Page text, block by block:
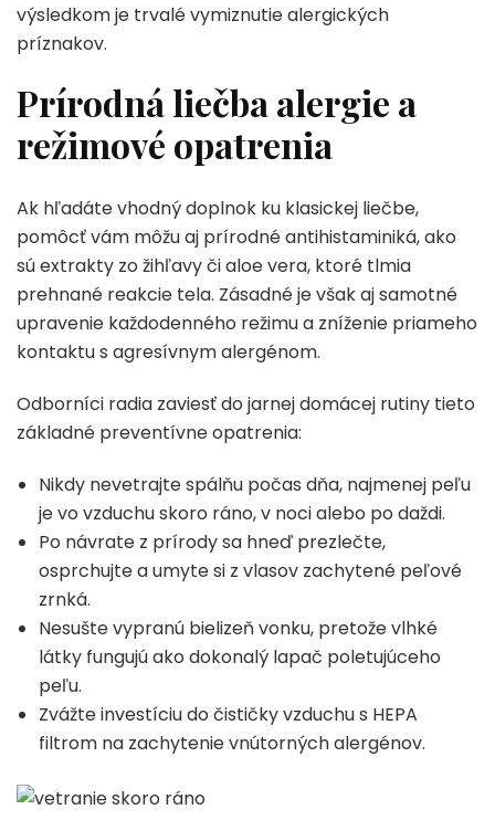
výsledkom je trvalé vymiznutie alergických
príznakov.
Prírodná liečba alergie a
režimové opatrenia
Ak hľadáte vhodný doplnok ku klasickej liečbe,
pomôcť vám môžu aj prírodné antihistaminiká, ako
sú extrakty zo žihľavy či aloe vera, ktoré tlmia
prehnané reakcie tela. Zásadné je však aj samotné
upravenie každodenného režimu a zníženie priameho
kontaktu s agresívnym alergénom.
Odborníci radia zaviesť do jarnej domácej rutiny tieto
základné preventívne opatrenia:
Nikdy nevetrajte spálňu počas dňa, najmenej peľu
je vo vzduchu skoro ráno, v noci alebo po daždi.
Po návrate z prírody sa hneď prezlečte,
osprchujte a umyte si z vlasov zachytené peľové
zrnká.
Nesušte vypranú bielizeň vonku, pretože vlhké
látky fungujú ako dokonalý lapač poletujúceho
peľu.
Zvážte investíciu do čističky vzduchu s HEPA
filtrom na zachytenie vnútorných alergénov.